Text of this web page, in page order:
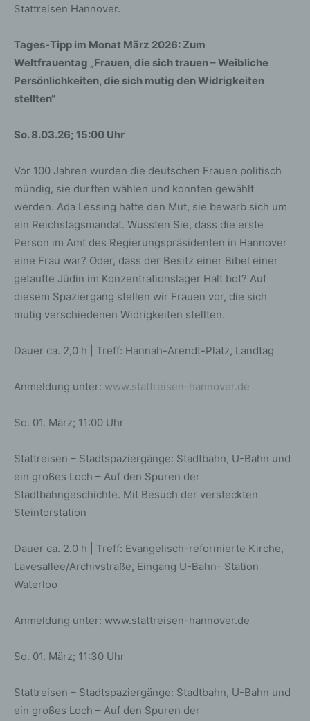
Stattreisen Hannover.
Tages-Tipp im Monat März 2026: Zum
Weltfrauentag „Frauen, die sich trauen – Weibliche
Persönlichkeiten, die sich mutig den Widrigkeiten
stellten“
So. 8.03.26; 15:00 Uhr
Vor 100 Jahren wurden die deutschen Frauen politisch
mündig, sie durften wählen und konnten gewählt
werden. Ada Lessing hatte den Mut, sie bewarb sich um
ein Reichstagsmandat. Wussten Sie, dass die erste
Person im Amt des Regierungspräsidenten in Hannover
eine Frau war? Oder, dass der Besitz einer Bibel einer
getaufte Jüdin im Konzentrationslager Halt bot? Auf
diesem Spaziergang stellen wir Frauen vor, die sich
mutig verschiedenen Widrigkeiten stellten.
Dauer ca. 2,0 h | Treff: Hannah-Arendt-Platz, Landtag
Anmeldung unter: www.stattreisen-hannover.de
So. 01. März; 11:00 Uhr
Stattreisen – Stadtspaziergänge: Stadtbahn, U-Bahn und
ein großes Loch – Auf den Spuren der
Stadtbahngeschichte. Mit Besuch der versteckten
Steintorstation
Dauer ca. 2.0 h | Treff: Evangelisch-reformierte Kirche,
Lavesallee/Archivstraße, Eingang U-Bahn- Station
Waterloo
Anmeldung unter: www.stattreisen-hannover.de
So. 01. März; 11:30 Uhr
Stattreisen – Stadtspaziergänge: Stadtbahn, U-Bahn und
ein großes Loch – Auf den Spuren der